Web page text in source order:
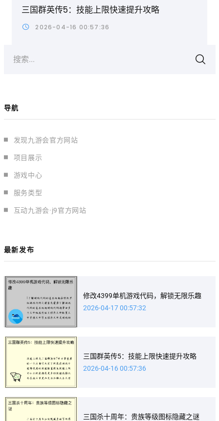
三国群英传5：技能上限快速提升攻略
2026-04-16 00:57:36
搜索...
导航
发现九游会官方网站
项目展示
游戏中心
服务类型
互动九游会·j9官方网站
最新发布
修改4399单机游戏代码，解锁无限乐趣
2026-04-17 00:57:32
三国群英传5：技能上限快速提升攻略
2026-04-16 00:57:36
三国杀十周年：贵族等级图标隐藏之谜